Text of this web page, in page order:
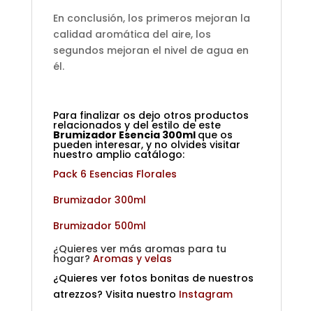
En conclusión, los primeros mejoran la
calidad aromática del aire, los
segundos mejoran el nivel de agua en
él.
Para finalizar os dejo otros productos
relacionados y del estilo de este
Brumizador Esencia 300ml que os
pueden interesar, y no olvides visitar
nuestro amplio catálogo:
Pack 6 Esencias Florales
Brumizador 300ml
Brumizador 500ml
¿Quieres ver más aromas para tu
hogar? Aromas y velas
¿Quieres ver fotos bonitas de nuestros
atrezzos? Visita nuestro Instagram